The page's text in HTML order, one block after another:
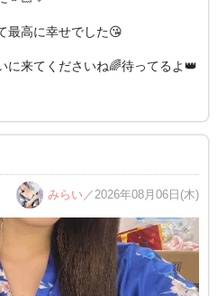
最高に幸せでした😘
に来てくださいね🌈待ってるよ👑
みらい ／2026年08月06日(木)